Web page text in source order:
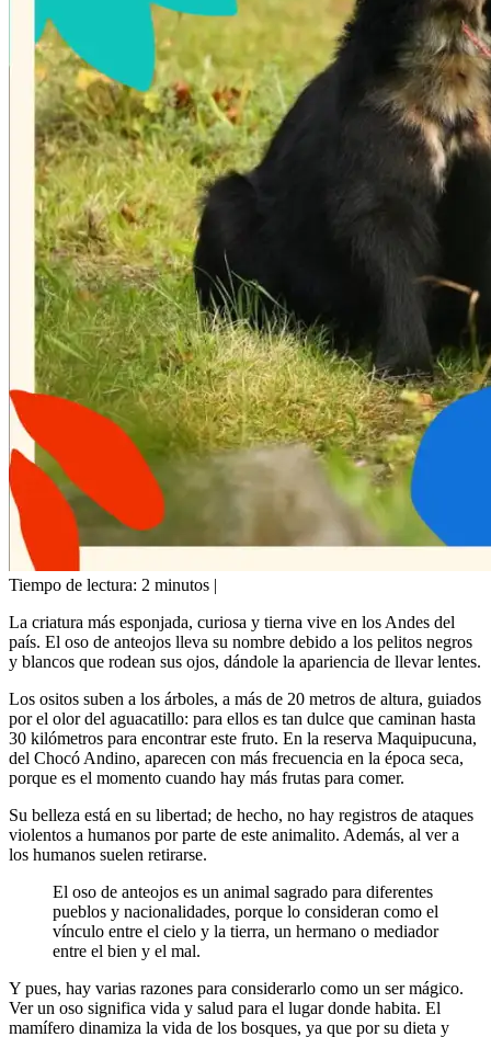
Tiempo de lectura: 2 minutos |
La criatura más esponjada, curiosa y tierna vive en los Andes del
país. El oso de anteojos lleva su nombre debido a los pelitos negros
y blancos que rodean sus ojos, dándole la apariencia de llevar lentes.
Los ositos suben a los árboles, a más de 20 metros de altura, guiados
por el olor del aguacatillo: para ellos es tan dulce que caminan hasta
30 kilómetros para encontrar este fruto. En la reserva Maquipucuna,
del Chocó Andino, aparecen con más frecuencia en la época seca,
porque es el momento cuando hay más frutas para comer.
Su belleza está en su libertad; de hecho, no hay registros de ataques
violentos a humanos por parte de este animalito. Además, al ver a
los humanos suelen retirarse.
El oso de anteojos es un animal sagrado para diferentes
pueblos y nacionalidades, porque lo consideran como el
vínculo entre el cielo y la tierra, un hermano o mediador
entre el bien y el mal.
Y pues, hay varias razones para considerarlo como un ser mágico.
Ver un oso significa vida y salud para el lugar donde habita. El
mamífero dinamiza la vida de los bosques, ya que por su dieta y